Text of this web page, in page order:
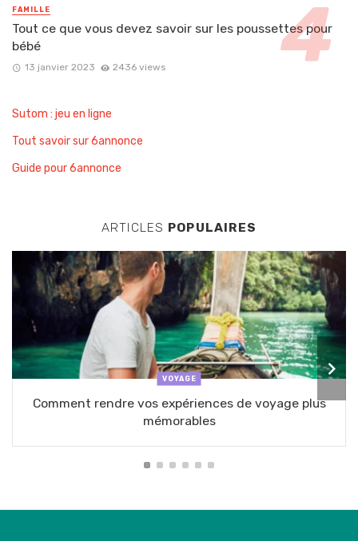
FAMILLE
Tout ce que vous devez savoir sur les poussettes pour
bébé
13 janvier 2023 2436 views
Sutom : jeu en ligne
Tout savoir sur 6annonce
Guide pour 6annonce
ARTICLES POPULAIRES
VOYAGE
Comment rendre vos expériences de voyage plus
mémorables